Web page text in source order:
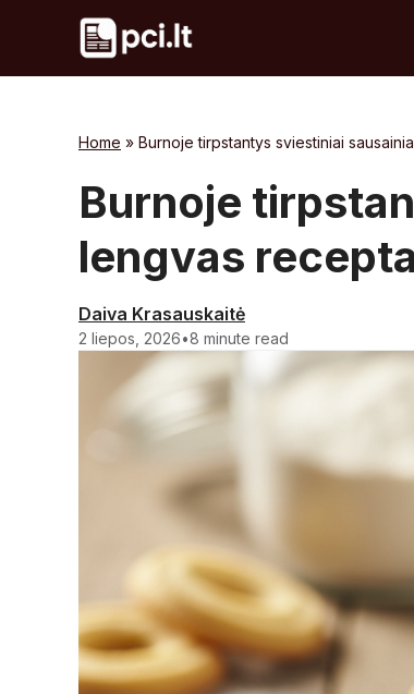
Home » Burnoje tirpstantys sviestiniai
Burnoje
lengvas
Daiva Krasauskaitė
2 liepos, 2026•8 minute read